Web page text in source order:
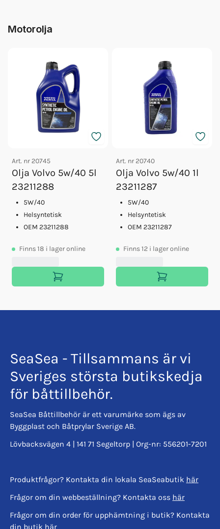
Motorolja
Art. nr 20745
Olja Volvo 5w/40 5l
23211288
5W/40
Helsyntetisk
OEM 23211288
Finns18 i lager online
Art. nr 20740
Olja Volvo 5w/40 1l
23211287
5W/40
Helsyntetisk
OEM 23211287
Finns12 i lager online
SeaSea - Tillsammans är vi
Sveriges största butikskedja
för båttillbehör.
SeaSea Båttillbehör är ett varumärke som ägs av
Byggplast och Båtprylar Sverige AB.
Lövbacksvägen 4 | 141 71 Segeltorp | Org-nr: 556201-7201
Produktfrågor? Kontakta din lokala SeaSeabutik här
Frågor om din webbeställning? Kontakta oss här
Frågor om din order för upphämtning i butik? Kontakta
din butik här